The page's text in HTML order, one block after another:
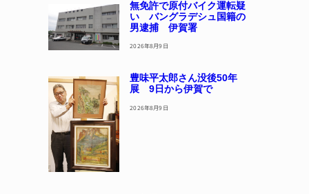
無免許で原付バイク運転疑
い バングラデシュ国籍の
男逮捕 伊賀署
2026年8月9日
豊味平太郎さん没後50年
展 9日から伊賀で
2026年8月9日